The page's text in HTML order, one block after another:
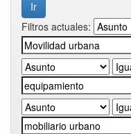
Filtros actuales: